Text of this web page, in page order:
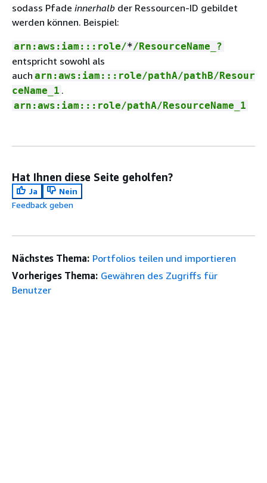
sodass Pfade innerhalb der Ressourcen-ID gebildet
werden können. Beispiel:
arn:aws:iam:::role/*/ResourceName_?
entspricht sowohl als
auch arn:aws:iam:::role/pathA/pathB/Resour
ceName_1 .
arn:aws:iam:::role/pathA/ResourceName_1
Hat Ihnen diese Seite geholfen?
Ja
Nein
Feedback geben
Nächstes Thema: Portfolios teilen und importieren
Vorheriges Thema: Gewähren des Zugriffs für
Benutzer